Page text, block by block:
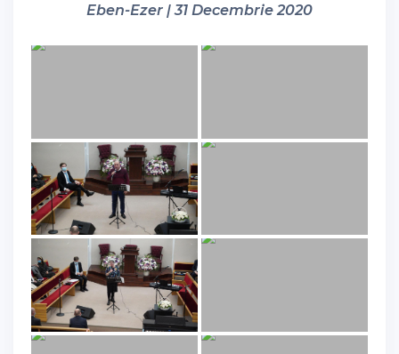
Eben-Ezer | 31 Decembrie 2020